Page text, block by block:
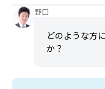
野口
どのような方
か？